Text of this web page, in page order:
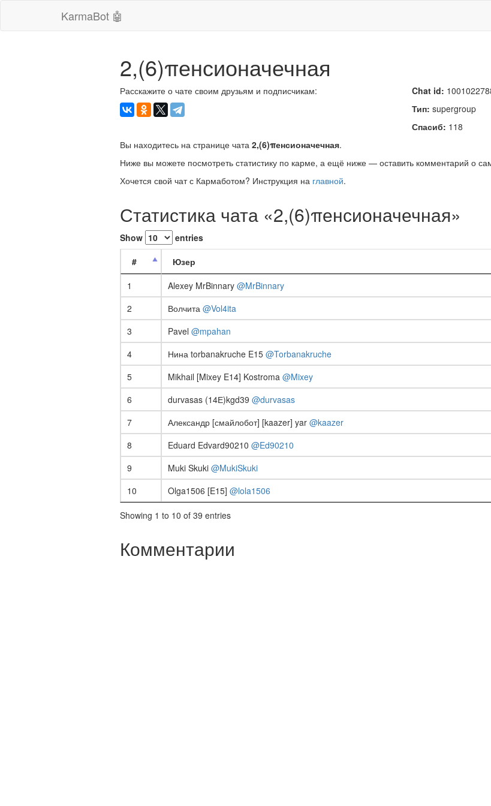
KarmaBot 🤖
2,(6)πенсионачечная
Расскажите о чате своим друзьям и подписчикам: Chat id:
Тип: supergroup
Спасиб: 118
Вы находитесь на странице чата 2,(6)πенсионачечная.
Ниже вы можете посмотреть статистику по карме, а ещё ниже — оставить комментарий о
Хочется свой чат с Кармаботом? Инструкция на главной.
Статистика чата «2,(6)πенсионачечная»
Show entries
#
Юзер
1
Alexey MrBinnary @MrBinnary
2
Волчита @Vol4ita
3
Pavel @mpahan
4
Нина torbanakruche E15 @Torbanakruche
5
Mikhail [Mixey E14] Kostroma @Mixey
6
durvasas (14Е)kgd39 @durvasas
7
Александр [смайлобот] [kaazer] yar @kaazer
8
Eduard Edvard90210 @Ed90210
9
Muki Skuki @MukiSkuki
10
Olga1506 [E15] @lola1506
Showing 1 to 10 of 39 entries
Комментарии